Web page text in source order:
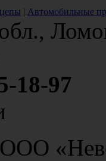
| Автомобильные
18-97
ООО